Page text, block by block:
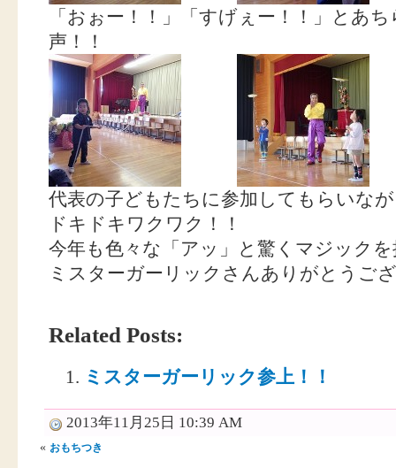
「おぉー！！」「すげぇー！！」とあ
声！！
代表の子どもたちに参加してもらいな
ドキドキワクワク！！
今年も色々な「アッ」と驚くマジック
ミスターガーリックさんありがとうご
Related Posts:
ミスターガーリック参上！！
2013年11月25日 10:39 AM
« おもちつき